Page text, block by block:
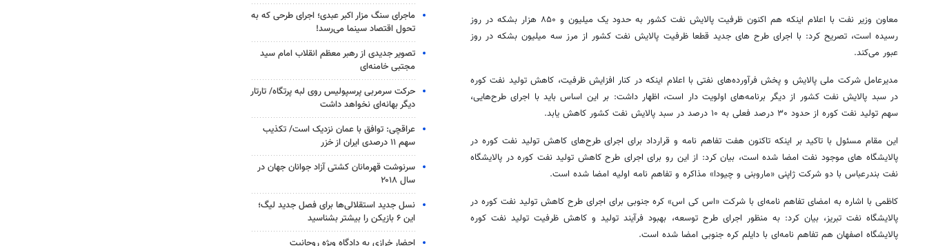
معاون وزیر نفت با اعلام اینکه هم اکنون ظرفیت پالایش نفت کشور به حدود یک میلیون و ۸۵۰ هزار بشکه در روز
رسیده است، تصریح کرد: با اجرای طرح های جدید قطعا ظرفیت پالایش نفت کشور از مرز سه میلیون بشکه در روز
عبور می‌کند.
مدیرعامل شرکت ملی پالایش و پخش فرآورده‌های نفتی با اعلام اینکه در کنار افزایش ظرفیت، کاهش تولید نفت کوره
در سبد پالایش نفت کشور از دیگر برنامه‌های اولویت دار است، اظهار داشت: بر این اساس باید با اجرای طرح‌هایی،
سهم تولید نفت کوره از حدود ۳۰ درصد فعلی به ۱۰ درصد در سبد پالایش نفت کشور کاهش یابد.
این مقام مسئول با تاکید بر اینکه تاکنون هفت تفاهم نامه و قرارداد برای اجرای طرح‌های کاهش تولید نفت کوره در
پالایشگاه های موجود نفت امضا شده است، بیان کرد: از این رو برای اجرای طرح کاهش تولید نفت کوره در پالایشگاه
نفت بندرعباس با دو شرکت ژاپنی «ماروبنی و چیودا» مذاکره و تفاهم نامه اولیه امضا شده است.
کاظمی با اشاره به امضای تفاهم نامه‌ای با شرکت «اس کی اس» کره جنوبی برای اجرای طرح کاهش تولید نفت کوره در
پالایشگاه نفت تبریز، بیان کرد: به منظور اجرای طرح توسعه، بهبود فرآیند تولید و کاهش ظرفیت تولید نفت کوره
پالایشگاه اصفهان هم تفاهم نامه‌ای با دایلم کره جنوبی امضا شده است.
ماجرای سنگ مزار اکبر عبدی؛ اجرای طرحی که به
تحول اقتصاد سینما می‌رسد!
تصویر جدیدی از رهبر معظم انقلاب امام سید
مجتبی خامنه‌ای
حرکت سرمربی پرسپولیس روی لبه پرتگاه/ تارتار
دیگر بهانه‌ای نخواهد داشت
عراقچی: توافق با عمان نزدیک است/ تکذیب
سهم ۱۱ درصدی ایران از خزر
سرنوشت قهرمانان کشتی آزاد جوانان جهان در
سال ۲۰۱۸
نسل جدید استقلالی‌ها برای فصل جدید لیگ؛
این ۶ بازیکن را بیشتر بشناسید
احضار خرازی به دادگاه ویژه روحانیت